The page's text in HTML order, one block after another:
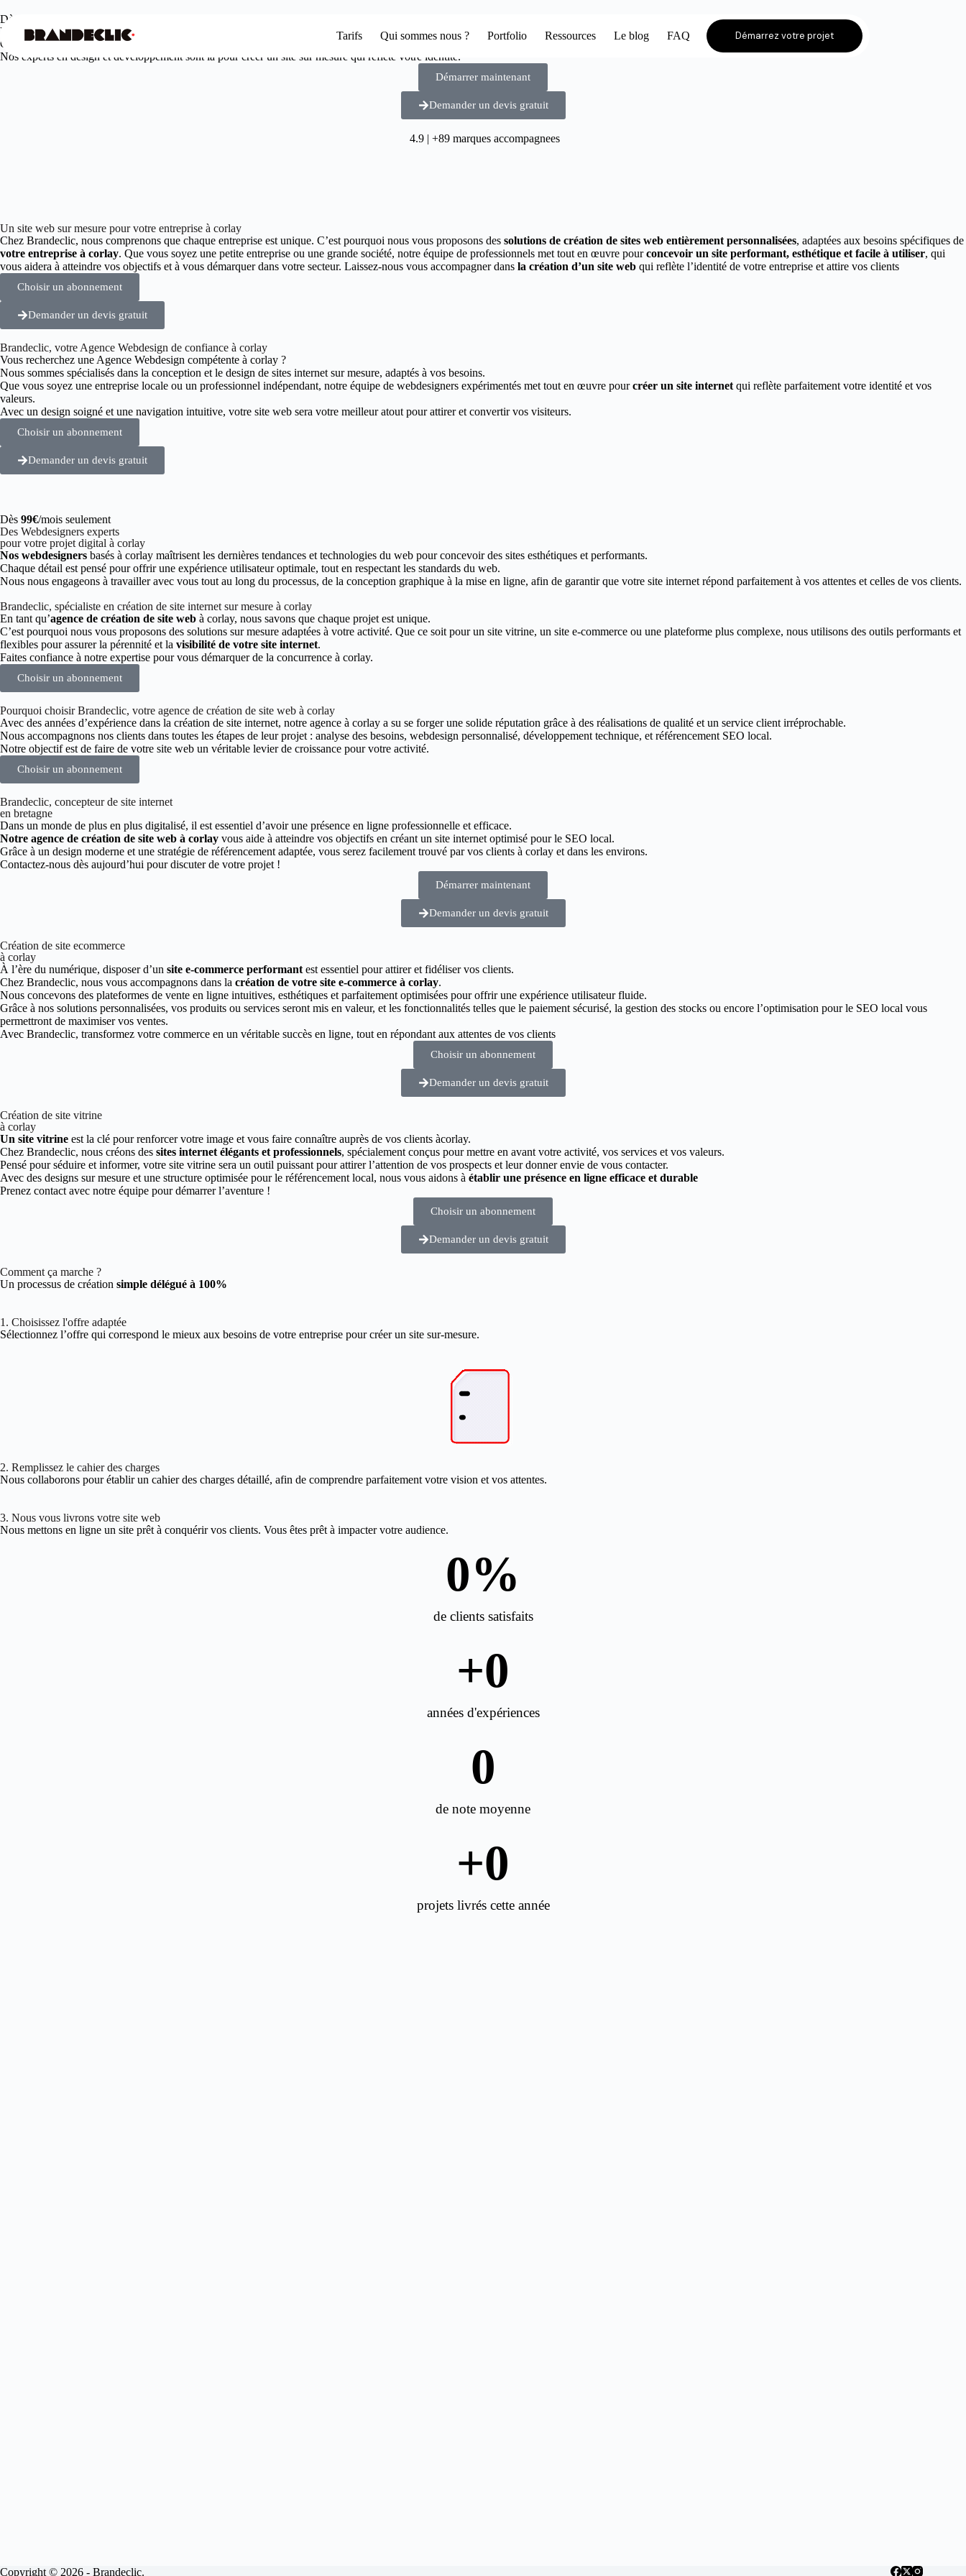
Tarifs Qui sommes nous ? Portfolio Ressources Le blog FAQ Démarrez votre projet
Dès
Votre agence web design à corlay
Offrez à votre entreprise une présence en ligne unique et engageante.
Nos experts en design et développement sont là pour créer un site sur mesure qui reflète votre identité.
Démarrer maintenant
Demander un devis gratuit
4.9 | +89 marques accompagnees
Un site web sur mesure pour votre entreprise à corlay
Chez Brandeclic, nous comprenons que chaque entreprise est unique. C’est pourquoi nous vous proposons des solutions de création de sites web entièrement personnalisées, adaptées aux besoins spécifiques de
votre entreprise à corlay. Que vous soyez une petite entreprise ou une grande société, notre équipe de professionnels met tout en œuvre pourconcevoir un site performant, esthétique et facile à utiliser, qui
vous aidera à atteindre vos objectifs et à vous démarquer dans votre secteur. Laissez-nous vous accompagner dans la création d’un site web qui reflète l’identité de votre entreprise et attire vos clients
Choisir un abonnement
Demander un devis gratuit
Brandeclic, votre Agence Webdesign de confiance à corlay
Vous recherchez une Agence Webdesign compétente à corlay ?
Nous sommes spécialisés dans la conception et le design de sites internet sur mesure, adaptés à vos besoins.
Que vous soyez une entreprise locale ou un professionnel indépendant, notre équipe de webdesigners expérimentés met tout en œuvre pourcréer un site internet qui reflète parfaitement votre identité et vos
valeurs.
Avec un design soigné et une navigation intuitive, votre site web sera votre meilleur atout pour attirer et convertir vos visiteurs.
Choisir un abonnement
Demander un devis gratuit
Dès 99€/mois seulement
Des Webdesigners experts
pour votre projet digital à corlay
Nos webdesigners basés à corlay maîtrisent les dernières tendances et technologies du web pour concevoir des sites esthétiques et performants.
Chaque détail est pensé pour offrir une expérience utilisateur optimale, tout en respectant les standards du web.
Nous nous engageons à travailler avec vous tout au long du processus, de la conception graphique à la mise en ligne, afin de garantir que votre site internet répond parfaitement à vos attentes et celles de vos clients.
Brandeclic, spécialiste en création de site internet sur mesure à corlay
En tant qu’agence de création de site web à corlay, nous savons que chaque projet est unique.
C’est pourquoi nous vous proposons des solutions sur mesure adaptées à votre activité. Que ce soit pour un site vitrine, un site e-commerce ou une plateforme plus complexe, nous utilisons des outils performants et
flexibles pour assurer la pérennité et la visibilité de votre site internet.
Faites confiance à notre expertise pour vous démarquer de la concurrence à corlay.
Choisir un abonnement
Pourquoi choisir Brandeclic, votre agence de création de site web à corlay
Avec des années d’expérience dans la création de site internet, notre agence à corlay a su se forger une solide réputation grâce à des réalisations de qualité et un service client irréprochable.
Nous accompagnons nos clients dans toutes les étapes de leur projet : analyse des besoins, webdesign personnalisé, développement technique, et référencement SEO local.
Notre objectif est de faire de votre site web un véritable levier de croissance pour votre activité.
Choisir un abonnement
Brandeclic, concepteur de site internet
en bretagne
Dans un monde de plus en plus digitalisé, il est essentiel d’avoir une présence en ligne professionnelle et efficace.
Notre agence de création de site web à corlay vous aide à atteindre vos objectifs en créant un site internet optimisé pour le SEO local.
Grâce à un design moderne et une stratégie de référencement adaptée, vous serez facilement trouvé par vos clients à corlay et dans les environs.
Contactez-nous dès aujourd’hui pour discuter de votre projet !
Démarrer maintenant
Demander un devis gratuit
Création de site ecommerce
à corlay
À l’ère du numérique, disposer d’un site e-commerce performant est essentiel pour attirer et fidéliser vos clients.
Chez Brandeclic, nous vous accompagnons dans la création de votre site e-commerce à corlay.
Nous concevons des plateformes de vente en ligne intuitives, esthétiques et parfaitement optimisées pour offrir une expérience utilisateur fluide.
Grâce à nos solutions personnalisées, vos produits ou services seront mis en valeur, et les fonctionnalités telles que le paiement sécurisé, la gestion des stocks ou encore l’optimisation pour le SEO local vous
permettront de maximiser vos ventes.
Avec Brandeclic, transformez votre commerce en un véritable succès en ligne, tout en répondant aux attentes de vos clients
Choisir un abonnement
Demander un devis gratuit
Création de site vitrine
à corlay
Un site vitrine est la clé pour renforcer votre image et vous faire connaître auprès de vos clients àcorlay.
Chez Brandeclic, nous créons des sites internet élégants et professionnels, spécialement conçus pour mettre en avant votre activité, vos services et vos valeurs.
Pensé pour séduire et informer, votre site vitrine sera un outil puissant pour attirer l’attention de vos prospects et leur donner envie de vous contacter.
Avec des designs sur mesure et une structure optimisée pour le référencement local, nous vous aidons à établir une présence en ligne efficace et durable
Prenez contact avec notre équipe pour démarrer l’aventure !
Choisir un abonnement
Demander un devis gratuit
Comment ça marche ?
Un processus de création simple délégué à 100%
1. Choisissez l'offre adaptée
Sélectionnez l’offre qui correspond le mieux aux besoins de votre entreprise pour créer un site sur-mesure.
2. Remplissez le cahier des charges
Nous collaborons pour établir un cahier des charges détaillé, afin de comprendre parfaitement votre vision et vos attentes.
3. Nous vous livrons votre site web
Nous mettons en ligne un site prêt à conquérir vos clients. Vous êtes prêt à impacter votre audience.
de clients satisfaits
0%
années d'expériences
+0
de note moyenne
0
projets livrés cette année
+0
Copyright © 2026 - Brandeclic.